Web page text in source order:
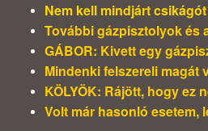
Nem kell mindjárt
További gázpisztolyok és
GÁBOR: Kivett egy
Mindenki felszereli magát
KÖLYÖK: Rájött, hogy ez
Volt már hasonló esetem,